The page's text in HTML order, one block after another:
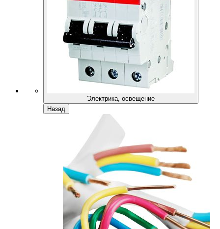
Электрика, освещение
Назад